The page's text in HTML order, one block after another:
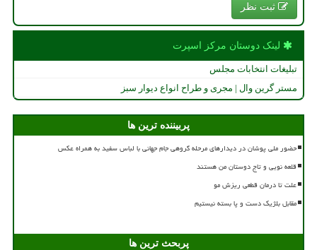
ثبت نظر
لینک دوستان مركز اسپرت
تبلیغات انتخابات مجلس
مستر گرین وال | مجری و طراح انواع دیوار سبز
پربیننده ترین ها
حضور ملی پوشان در دیدارهای مرحله گروهی جام جهانی با لباس سفید به همراه عکس
قلعه نویی و تاج دوستان من هستند
علت تا درمان قطعی ریزش مو
مقابل بلژیک دست و پا بسته نیستیم
پربحث ترین ها